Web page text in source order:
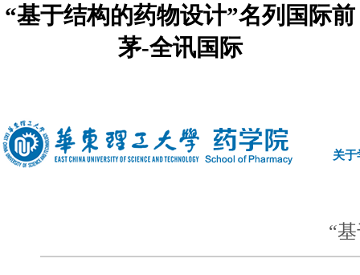
“基于结构的药物设计”名列国际前
茅-全讯国际
关于
“